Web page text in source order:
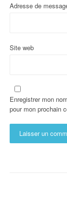
Adresse de
Site web
Enregistrer mon
pour mon prochain